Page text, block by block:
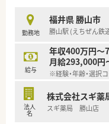
献したいという意
【法人特徴について】
■全国に展開する
した経営基盤のも
■手厚い福利厚生
て長く勤務できる
り、教育や研修に
勤務地
福井県 勝山市
勝山駅 (えちぜん鉄
給与
年収400万円～
月給293,000円
※経験・年齢・選択
法人
名
株式会社スギ薬
スギ薬局 勝山店